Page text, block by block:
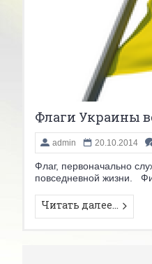
Флаги Украины
admin 20.10.2014
Флаг, первоначально
повседневной жизни.
Читать далее...